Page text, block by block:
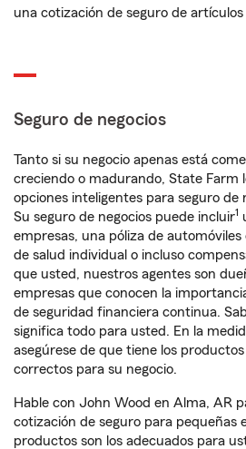
una cotización de seguro de artículos
Seguro de negocios
Tanto si su negocio apenas está
creciendo o madurando, State Farm
opciones inteligentes para seguro de
Su seguro de negocios puede incluir1
empresas, una póliza de
de salud individual o incluso
que usted, nuestros agentes son
empresas que conocen la
de seguridad financiera continua.
significa todo para usted. En la
asegúrese de que tiene los
correctos para su negocio.
Hable con John Wood en Alma, AR
cotización de seguro para pequeñas
productos son los adecuados para